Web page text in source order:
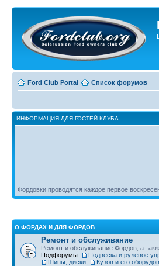
Ford Club Portal Список форумов
ИНФОРМАЦИЯ ДЛЯ ГОСТЕЙ КЛУБА.
Фордовки проводятся каждое первое
О ФОРДАХ И ДЛЯ ФОРДОВ
Ремонт и обслуживание
Ремонт и обслуживание Фордов, а
Подфорумы:
Подвеска и рулевое
Шины, диски
Кузов и его